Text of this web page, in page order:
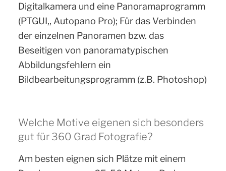
Digitalkamera und eine Panoramaprogramm
(PTGUI,, Autopano Pro); Für das Verbinden
der einzelnen Panoramen bzw. das
Beseitigen von panoramatypischen
Abbildungsfehlern ein
Bildbearbeitungsprogramm (z.B. Photoshop)
Welche Motive eigenen sich besonders
gut für 360 Grad Fotografie?
Am besten eignen sich Plätze mit einem